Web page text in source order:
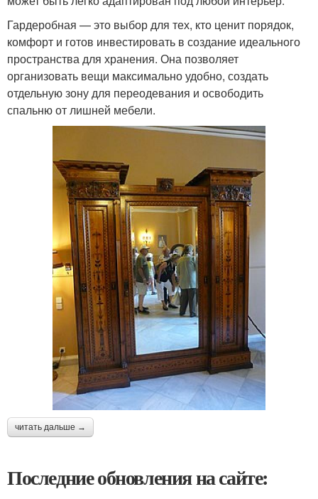
Гардеробная — это выбор для тех, кто ценит порядок,
комфорт и готов инвестировать в создание идеального
пространства для хранения. Она позволяет
организовать вещи максимально удобно, создать
отдельную зону для переодевания и освободить
спальню от лишней мебели.
читать дальше →
Последние обновления на сайте: